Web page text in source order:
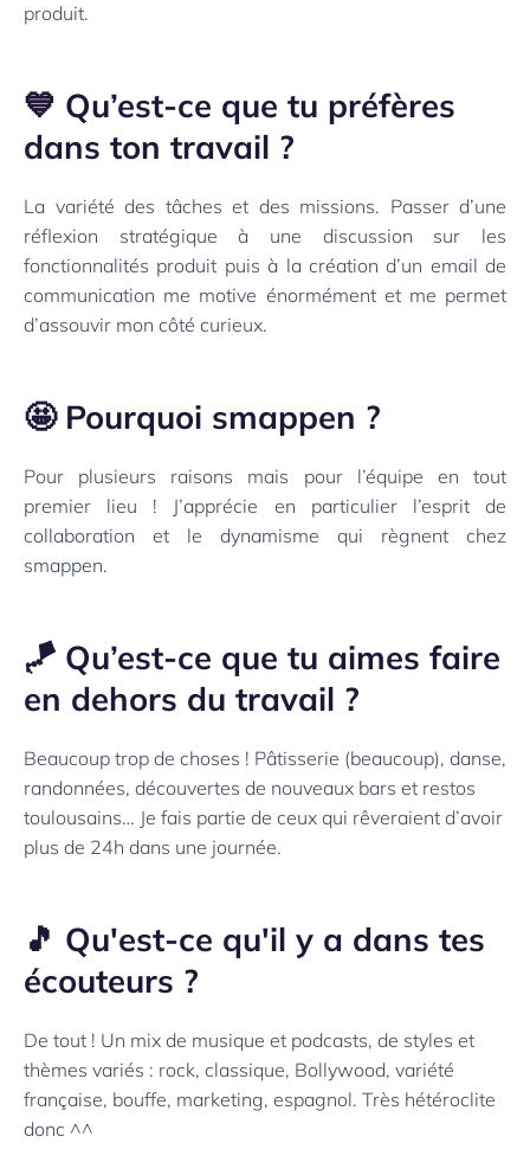
produit.
💙 Qu’est-ce que tu préfères
dans ton travail ?
La variété des tâches et des missions. Passer d’une
réflexion stratégique à une discussion sur les
fonctionnalités produit puis à la création d’un email de
communication me motive énormément et me permet
d’assouvir mon côté curieux.
🤩 Pourquoi smappen ?
Pour plusieurs raisons mais pour l’équipe en tout
premier lieu ! J’apprécie en particulier l’esprit de
collaboration et le dynamisme qui règnent chez
smappen.
🪁 Qu’est-ce que tu aimes faire
en dehors du travail ?
Beaucoup trop de choses ! Pâtisserie (beaucoup), danse,
randonnées, découvertes de nouveaux bars et restos
toulousains… Je fais partie de ceux qui rêveraient d’avoir
plus de 24h dans une journée.
🎵 Qu'est-ce qu'il y a dans tes
écouteurs ?
De tout ! Un mix de musique et podcasts, de styles et
thèmes variés : rock, classique, Bollywood, variété
française, bouffe, marketing, espagnol. Très hétéroclite
donc ^^